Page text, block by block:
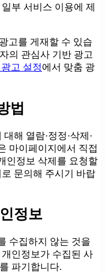
부 서비스 이용에 제
고를 게재할 수 있습
의 관심사 기반 광고
고 설정에서 맞춤 광
법
해 열람·정정·삭제·
마이페이지에서 직접
인정보 삭제를 요청할
문의해 주시기 바랍
정보
수집하지 않는 것을
인정보가 수집된 사
파기합니다.